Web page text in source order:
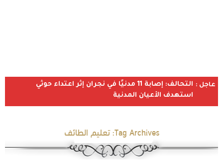
عاجل :
التحالف: إصابة 11 مدنيًا في نجران إثر اعتداء حوثي
استهدف الأعيان المدنية
Tag Archives: تعليم الطائف